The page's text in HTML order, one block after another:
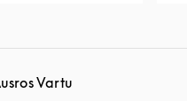
Vartu